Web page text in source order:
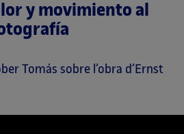
y movimiento al
Tomás sobre l’obra d’Ernst